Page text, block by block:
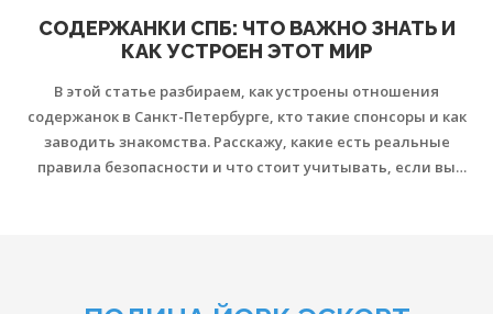
СОДЕРЖАНКИ СПБ: ЧТО ВАЖНО ЗНАТЬ И
КАК УСТРОЕН ЭТОТ МИР
В этой статье разбираем, как устроены отношения
содержанок в Санкт-Петербурге, кто такие спонсоры и как
заводить знакомства. Расскажу, какие есть реальные
правила безопасности и что стоит учитывать, если вы